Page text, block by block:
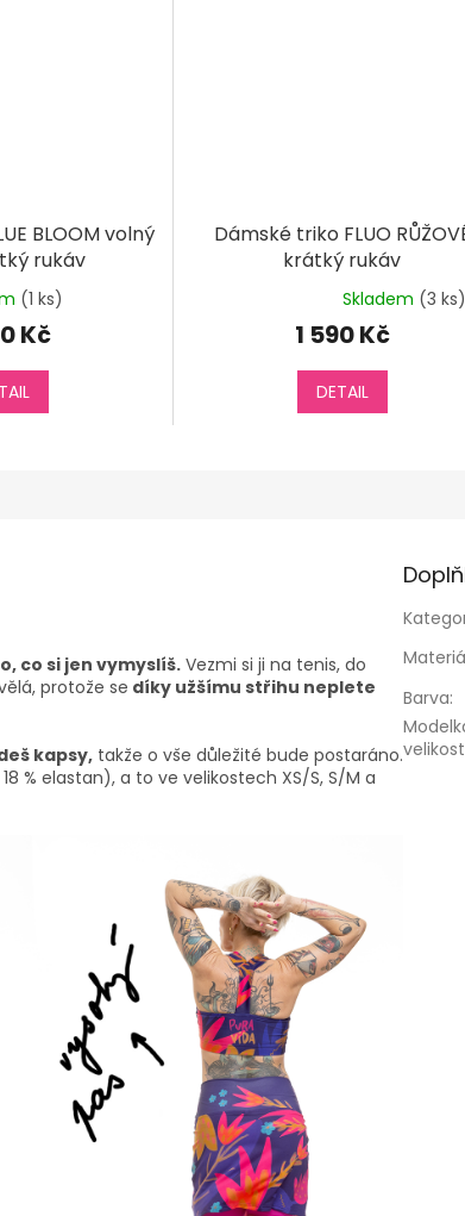
BLOOM volný
rukáv
(1 ks)
Kč
Dámské triko FLUO
krátký rukáv
hodnocení
produktu
Skladem (3 ks)
1 590 Kč
DETAIL
co si jen vymyslíš.Vezmi si ji na tenis, do
protože se díky užšímu střihu neplete
kapsy, takže o vše důležité bude postaráno.
% elastan), a to ve velikostech XS/S, S/M a
Barva:
velikost